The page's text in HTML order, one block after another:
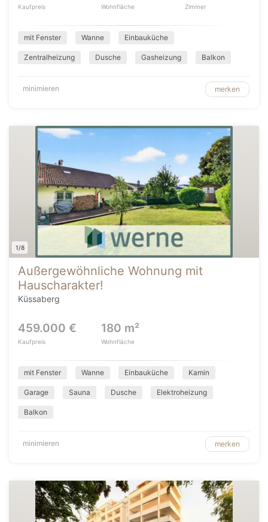
Kaufpreis Wohnfläche Zimmer
mit Fenster Wanne Einbauküche
Zentralheizung Dusche Gasheizung Balkon
minimieren merken
1/8
Außergewöhnliche Wohnung mit
Hauscharakter!
Küssaberg
459.000 €
Kaufpreis
180 m²
Wohnfläche
mit Fenster Wanne Einbauküche Kamin
Garage Sauna Dusche Elektroheizung
Balkon
minimieren merken